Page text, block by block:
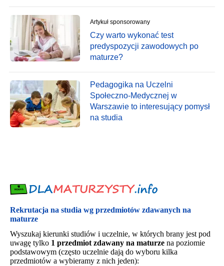
Artykuł sponsorowany
Czy warto wykonać test
predyspozycji zawodowych po
maturze?
Pedagogika na Uczelni
Społeczno-Medycznej w
Warszawie to interesujący pomysł
na studia
Rekrutacja na studia wg przedmiotów zdawanych na
maturze
Wyszukaj kierunki studiów i uczelnie, w których brany jest pod
uwagę tylko 1 przedmiot zdawany na maturze na poziomie
podstawowym (często uczelnie dają do wyboru kilka
przedmiotów a wybieramy z nich jeden):